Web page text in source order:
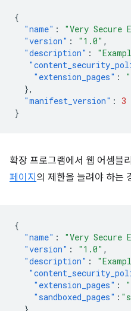
{
"name" : "Very Secure
"version" : "1.0" ,
"description" :
"extension_pages" :
},
"manifest_version" : 3
}
확장 프로그램에서 웹 어셈블
페이지 의 제한을 늘려야 하는
{
"name" : "Very Secure
"version" : "1.0" ,
"description" :
"extension_pages" :
"sandboxed_pages" :